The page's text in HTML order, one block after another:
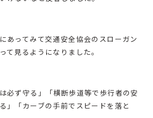
あってみて交通安全協会のスローガン
て見るようになりました。
は必ず守る」「横断歩道等で歩行者の安
」「カーブの手前でスピードを落と